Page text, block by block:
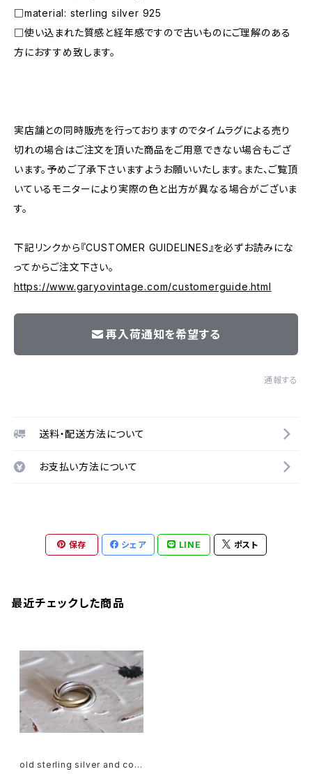
□material: sterling silver 925
□使い込まれた質感と経年感ですので古いものにご理解のある
方におすすめ致します。
実店舗との同時販売を行っておりますのでタイムラグによる売り
切れの場合はご注文を頂いた商品をご用意できない場合もござ
います。予めご了承下さいますようお願いいたします。また、ご覧頂
いているモニターにより実際の色と出方が異なる場合がございま
す。
下記リンクから『CUSTOMER GUIDELINES』を必ずお読みにな
ってからご注文下さい。
https://www.garyovintage.com/customerguide.html
再入荷通知を希望する
通報する
送料・配送方法について
お支払い方法について
保存 シェア LINE ポスト
最近チェックした商品
old sterling silver and cop